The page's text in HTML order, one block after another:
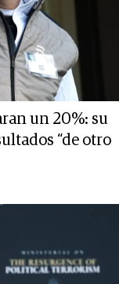
un 20%: su
“de otro